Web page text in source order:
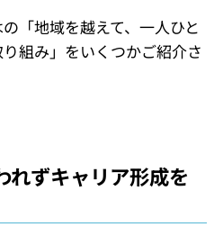
「地域を越えて、一人ひと
組み」をいくつかご紹介さ
れずキャリア形成を